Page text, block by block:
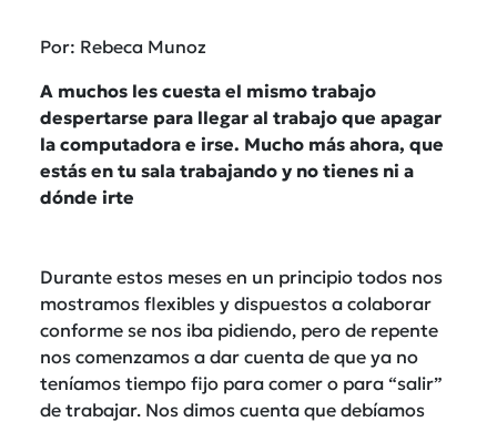
Por: Rebeca Munoz
A muchos les cuesta el mismo trabajo
despertarse para llegar al trabajo que apagar
la computadora e irse. Mucho más ahora, que
estás en tu sala trabajando y no tienes ni a
dónde irte
Durante estos meses en un principio todos nos
mostramos flexibles y dispuestos a colaborar
conforme se nos iba pidiendo, pero de repente
nos comenzamos a dar cuenta de que ya no
teníamos tiempo fijo para comer o para “salir”
de trabajar. Nos dimos cuenta que debíamos